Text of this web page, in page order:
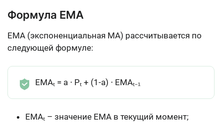
Формула EMA
EMA (экспоненциальная MA) рассчитывается по
следующей формуле:
EMAₜ = a ⋅ Pₜ + (1-a) ⋅ EMAₜ₋₁
EMAₜ – значение EMA в текущий момент;